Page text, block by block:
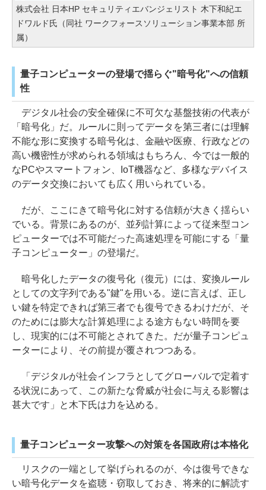
株式会社 日本HP セキュリティエバンジェリスト 木下和紀エ
ドワルド氏（同社 ワークフォースソリューション事業本部 所
属）
量子コンピューターの登場で揺らぐ"暗号化"への信頼
性
デジタル社会の安全確保に不可欠な基盤技術の代表が
「暗号化」だ。ルールに則ってデータを第三者には理解
不能な形に変換する暗号化は、金融や医療、行政などの
高い機密性が求められる領域はもちろん、今では一般的
なPCやスマートフォン、IoT機器など、多様なデバイス
のデータ交換においても広く用いられている。
だが、ここにきて暗号化に対する信頼が大きく揺らい
でいる。背景にあるのが、並列計算によって従来型コン
ピューターでは不可能だった高速処理を可能にする「量
子コンピューター」の登場だ。
暗号化したデータの復号化（復元）には、変換ルール
としての文字列である"鍵"を用いる。逆に言えば、正し
い鍵を特定できれば第三者でも復号できるわけだが、そ
のためには膨大な計算処理による途方もない時間を要
し、現実的には不可能とされてきた。だが量子コンピュ
ーターにより、その前提が覆されつつある。
「デジタルが社会インフラとしてグローバルで定着す
る状況にあって、この新たな脅威が社会に与える影響は
甚大です」と木下氏は力を込める。
量子コンピューター攻撃への対策を各国政府は本格化
リスクの一端として挙げられるのが、今は復号できな
い暗号化データを盗聴・窃取しておき、将来的に解読す